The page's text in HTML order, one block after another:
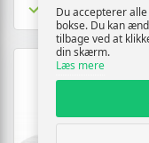
Tilgængelig
Du accepterer
bokse. Du kan
tilbage ved at
din skærm.
Læs mere